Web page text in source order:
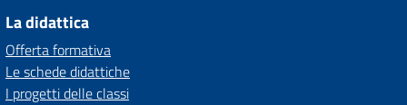
La didattica
Offerta formativa
Le schede didattiche
I progetti delle classi